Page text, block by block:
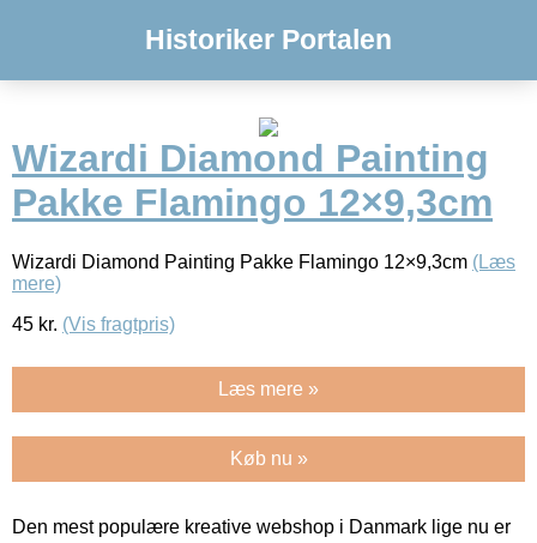
Historiker Portalen
Wizardi Diamond Painting
Pakke Flamingo 12×9,3cm
Wizardi Diamond Painting Pakke Flamingo 12×9,3cm (Læs
mere)
45 kr. (Vis fragtpris)
Læs mere »
Køb nu »
Den mest populære kreative webshop i Danmark lige nu er